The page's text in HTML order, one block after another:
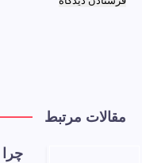
مقالات مرتبط